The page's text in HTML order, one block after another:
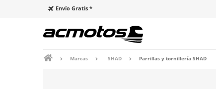
Envío Gratis *
Marcas SHAD Parrillas y tornillería SHAD